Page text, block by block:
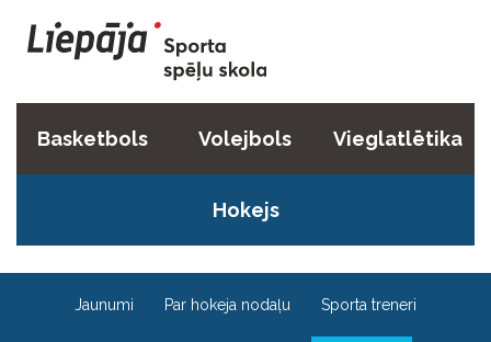
Basketbols Volejbols Vieglatlētika
Hokejs
Jaunumi Par hokeja nodaļu Sporta treneri